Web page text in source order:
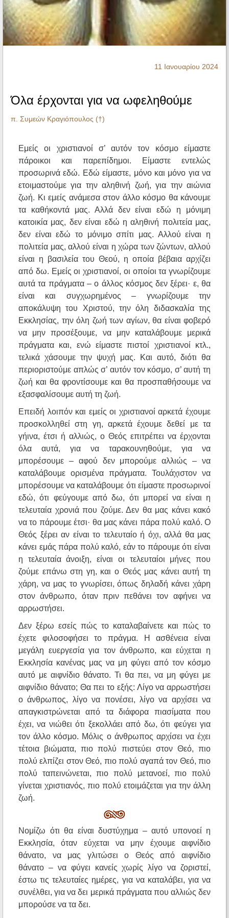
Ηχητικά
11 Ιανουαρίου 2024
Όλα έρχονται για να ωφεληθούμε
π. Συμεών Κραγιόπουλος (†)
Εμείς οι χριστιανοί σ’ αυτόν τον κόσμο είμαστε
πάροικοι και παρεπίδημοι. Είμαστε εντελώς
προσωρινά εδώ. Εδώ είμαστε, μόνο και μόνο για να
ετοιμαστούμε για την αληθινή ζωή, για την αιώνια
ζωή. Κι εμείς ανάμεσα στον άλλο κόσμο θα κάνουμε
τα καθήκοντά μας. Αλλά δεν είναι εδώ η μόνιμη
κατοικία μας, δεν είναι εδώ η αληθινή πολιτεία μας,
δεν είναι εδώ το μόνιμο σπίτι μας. Αλλού είναι η
πολιτεία μας, αλλού είναι η χώρα των ζώντων, αλλού
είναι η βασιλεία του Θεού, η οποία βέβαια αρχίζει
από δω. Εμείς οι χριστιανοί, οι οποίοι τα γνωρίζουμε
αυτά τα πράγματα – ο άλλος κόσμος δεν ξέρει· ε, θα
είναι και συγχωρημένος – γνωρίζουμε την
αποκάλυψη του Χριστού, την όλη διδασκαλία της
Εκκλησίας, την όλη ζωή των αγίων, θα είναι φοβερό
να μην προσέξουμε, να μην καταλάβουμε μερικά
πράγματα και, ενώ είμαστε πιστοί χριστιανοί κτλ.,
τελικά χάσουμε την ψυχή μας. Και αυτό, διότι θα
περιοριστούμε απλώς σ’ αυτόν τον κόσμο, σ’ αυτή τη
ζωή και θα φροντίσουμε και θα προσπαθήσουμε να
εξασφαλίσουμε αυτή τη ζωή.
Επειδή λοιπόν και εμείς οι χριστιανοί αρκετά έχουμε
προσκολληθεί στη γη, αρκετά έχουμε δεθεί με τα
γήινα, έτσι ή αλλιώς, ο Θεός επιτρέπει να έρχονται
όλα αυτά, για να ταρακουνηθούμε, για να
μπορέσουμε – αφού δεν μπορούμε αλλιώς – να
καταλάβουμε ορισμένα πράγματα. Τουλάχιστον να
μπορέσουμε να καταλάβουμε ότι είμαστε προσωρινοί
εδώ, ότι φεύγουμε από δω, ότι μπορεί να είναι η
τελευταία χρονιά που ζούμε. Δεν θα μας κάνει κακό
να το πάρουμε έτσι· θα μας κάνει πάρα πολύ καλό. Ο
Θεός ξέρει αν είναι το τελευταίο ή όχι, αλλά θα μας
κάνει εμάς πάρα πολύ καλό, εάν το πάρουμε ότι είναι
η τελευταία άνοιξη, είναι οι τελευταίοι μήνες που
ζούμε επάνω στη γη, και ο Θεός μας κάνει αυτή τη
χάρη, να μας το γνωρίσει, όπως δηλαδή κάνει χάρη
στον άνθρωπο, όταν πριν πεθάνει τον αφήνει να
αρρωστήσει.
Δεν ξέρω εσείς πώς το καταλαβαίνετε και πώς το
έχετε φιλοσοφήσει το πράγμα. Η ασθένεια είναι
μεγάλη ευεργεσία για τον άνθρωπο, και εύχεται η
Εκκλησία κανένας μας να μη φύγει από τον κόσμο
αυτό με αιφνίδιο θάνατο. Τι θα πει, να μη φύγει με
αιφνίδιο θάνατο; Θα πει το εξής: Λίγο να αρρωστήσει
ο άνθρωπος, λίγο να πονέσει, λίγο να αρχίσει να
απαγκιστρώνεται από τα διάφορα πιασίματα που
έχει, να νιώθει ότι ξεκολλάει από δω, ότι φεύγει για
τον άλλο κόσμο. Μόλις ο άνθρωπος αρχίσει να έχει
τέτοια βιώματα, πιο πολύ πιστεύει στον Θεό, πιο
πολύ ελπίζει στον Θεό, πιο πολύ αγαπά τον Θεό, πιο
πολύ ταπεινώνεται, πιο πολύ μετανοεί, πιο πολύ
γίνεται χριστιανός, πιο πολύ ετοιμάζεται για την άλλη
ζωή.
Νομίζω ότι θα είναι δυστύχημα – αυτό υπονοεί η
Εκκλησία, όταν εύχεται να μην έχουμε αιφνίδιο
θάνατο, να μας γλιτώσει ο Θεός από αιφνίδιο
θάνατο – να φύγει κανείς χωρίς λίγο να ζοριστεί,
έστω τις τελευταίες ημέρες, για να καταλάβει, για να
συνέλθει, για να δει μερικά πράγματα που αλλιώς δεν
μπορούσε να τα δει.